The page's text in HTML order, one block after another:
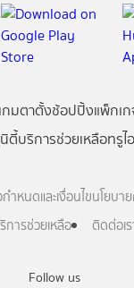
Follow us
เกมตาตั้งช้อปปิ้งแพ็กเ
ตี้บริการช่วยเหลือทรูไ
ำหนดและเงื่อนไขนโยบา
การช่วยเหลือ
ติดต่อเ